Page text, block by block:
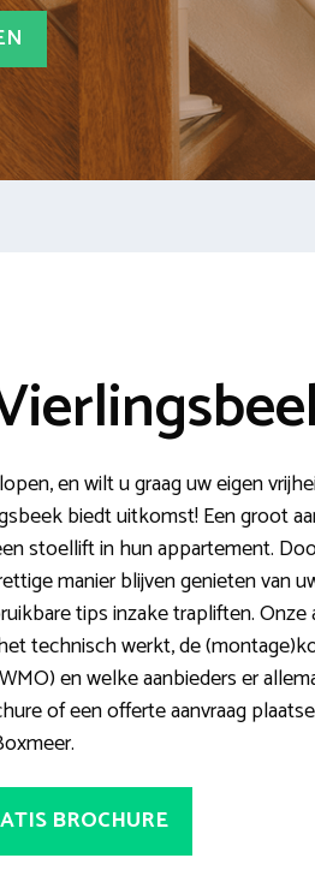
en wilt u graag uw eigen
biedt uitkomst! Een groot
stoellift in hun appartement.
manier blijven genieten van
tips inzake trapliften.
technisch werkt, de
en welke aanbieders er
of een offerte aanvraag
BROCHURE